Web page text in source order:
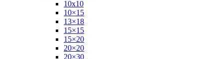
10х10
10×15
13×18
15×15
15×20
20×20
20×30